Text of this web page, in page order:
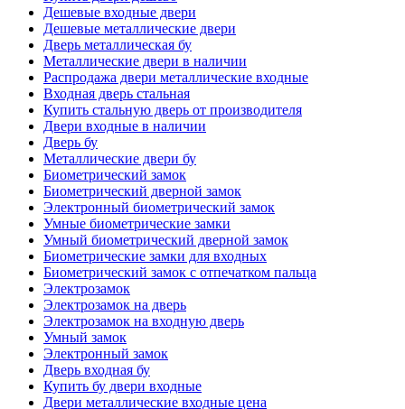
Дешевые входные двери
Дешевые металлические двери
Дверь металлическая бу
Металлические двери в наличии
Распродажа двери металлические входные
Входная дверь стальная
Купить стальную дверь от производителя
Двери входные в наличии
Дверь бу
Металлические двери бу
Биометрический замок
Биометрический дверной замок
Электронный биометрический замок
Умные биометрические замки
Умный биометрический дверной замок
Биометрические замки для входных
Биометрический замок с отпечатком пальца
Электрозамок
Электрозамок на дверь
Электрозамок на входную дверь
Умный замок
Электронный замок
Дверь входная бу
Купить бу двери входные
Двери металлические входные цена